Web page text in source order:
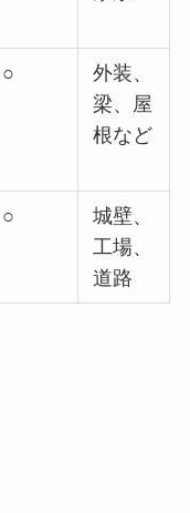
○
外装、
梁、屋
根など
○
城壁、
工場、
道路